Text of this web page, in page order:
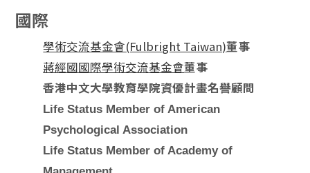
國際
學術交流基金會(Fulbright Taiwan)董事
蔣經國國際學術交流基金會董事
香港中文大學教育學院資優計畫名譽顧問
Life Status Member of American
Psychological Association
Life Status Member of Academy of